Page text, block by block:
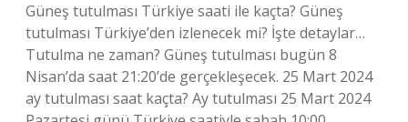
Güneş tutulması Türkiye saati ile kaçta? Güneş
tutulması Türkiye’den izlenecek mi? İşte detaylar…
Tutulma ne zaman? Güneş tutulması bugün 8
Nisan’da saat 21:20’de gerçekleşecek. 25 Mart 2024
ay tutulması saat kaçta? Ay tutulması 25 Mart 2024